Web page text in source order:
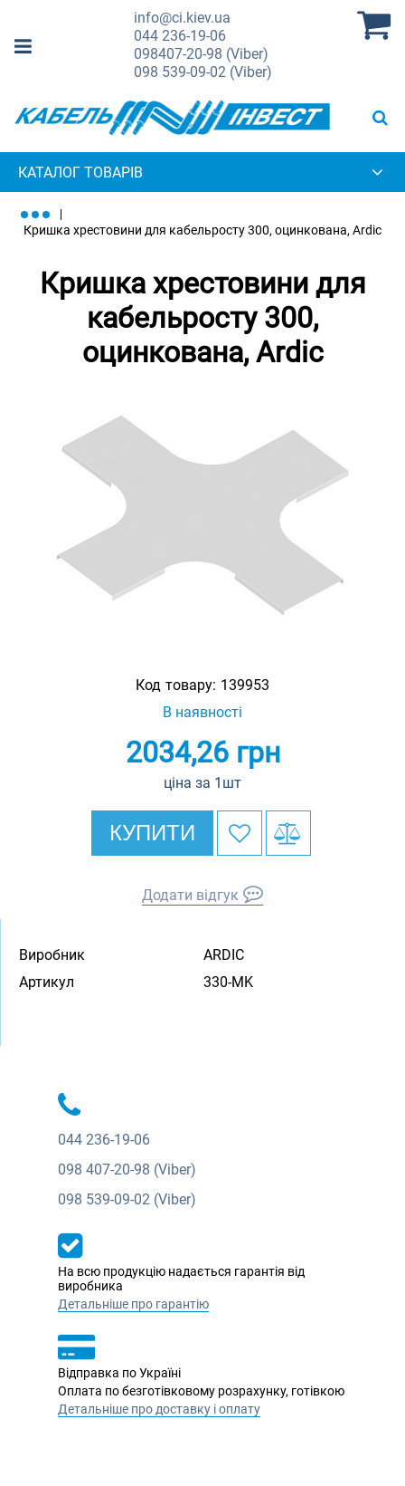
info@ci.kiev.ua
044236-19-06
098407-20-98 (Viber)
098 539-09-02 (Viber)
КАТАЛОГ ТОВАРІВ
Кришка хрестовини для кабельросту 300, оцинкована, Ardic
Кришка хрестовини для
кабельросту 300,
оцинкована, Ardic
Код товару: 139953
В наявності
2034,26грн
ціна за 1шт
КУПИТИ
Додати відгук
Виробник
ARDIC
Артикул
330-MK
044 236-19-06
098 407-20-98 (Viber)
098 539-09-02 (Viber)
На всю продукцію надається гарантія від
виробника
Детальніше про гарантію
Відправка по Україні
Оплата по безготівковому розрахунку, готівкою
Детальніше про доставку і оплату